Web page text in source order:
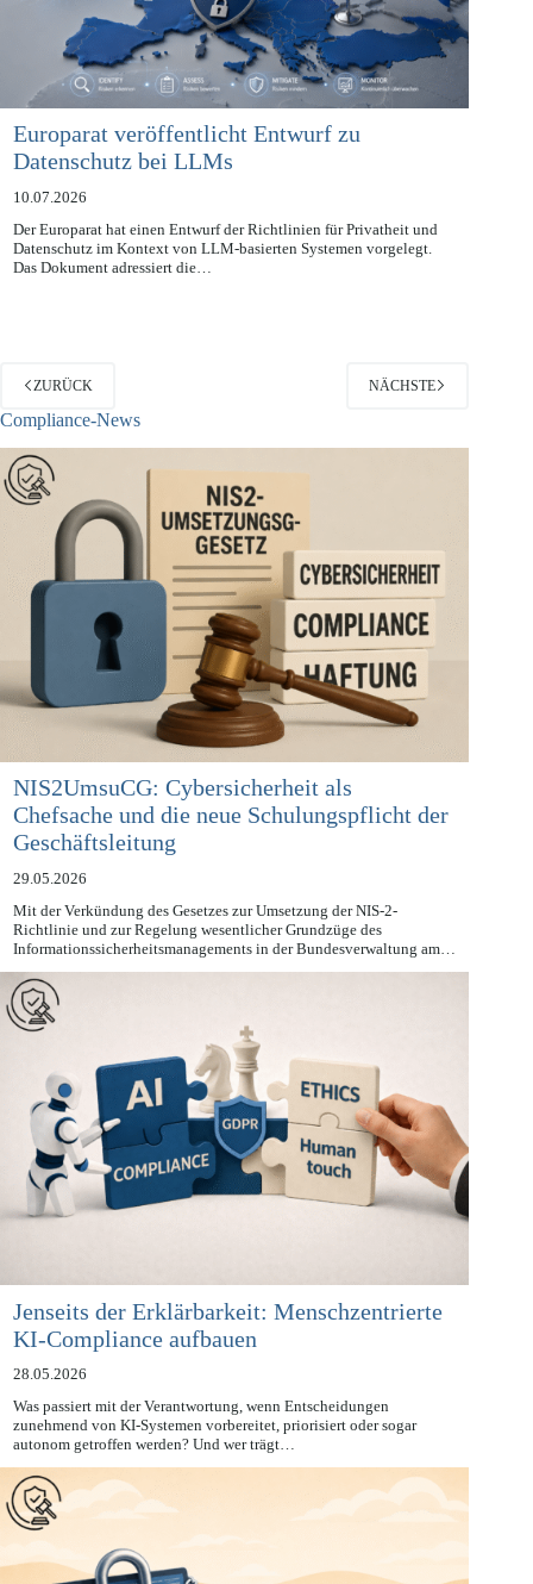
Europarat veröffentlicht Entwurf zu
Datenschutz bei LLMs
10.07.2026
Der Europarat hat einen Entwurf der Richtlinien für Privatheit und
Datenschutz im Kontext von LLM-basierten Systemen vorgelegt.
ZURÜCK
Compliance-News
NIS2UmsuCG: Cybersicherheit als
Chefsache und die neue Schulungspflicht der
Geschäftsleitung
29.05.2026
Mit der Verkündung des Gesetzes zur Umsetzung der NIS-2-
Richtlinie und zur Regelung wesentlicher Grundzüge des
Informationssicherheitsmanagements in der Bundesverwaltung am…
Jenseits der Erklärbarkeit: Menschzentrierte
KI-Compliance aufbauen
28.05.2026
Was passiert mit der Verantwortung, wenn Entscheidungen
zunehmend von KI-Systemen vorbereitet, priorisiert oder sogar
autonom getroffen werden? Und wer trägt…